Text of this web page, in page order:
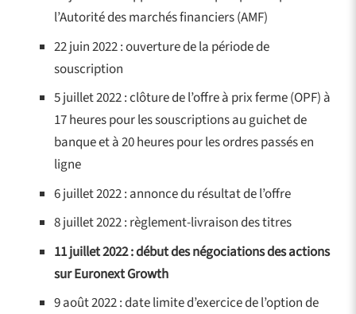
l’Autorité des marchés financiers (AMF)
22 juin 2022 : ouverture de la période de
souscription
5 juillet 2022 : clôture de l’offre à prix ferme (OPF) à
17 heures pour les souscriptions au guichet de
banque et à 20 heures pour les ordres passés en
ligne
6 juillet 2022 : annonce du résultat de l’offre
8 juillet 2022 : règlement-livraison des titres
11 juillet 2022 : début des négociations des actions
sur Euronext Growth
9 août 2022 : date limite d’exercice de l’option de